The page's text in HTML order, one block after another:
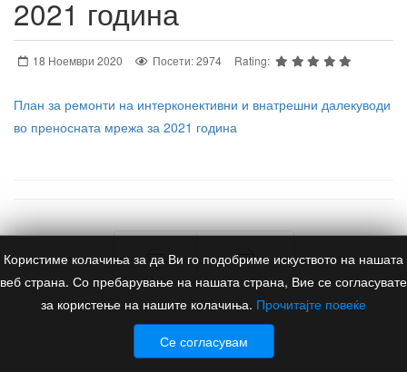
Користиме колачиња за да Ви го подобриме искуството на нашата
веб страна. Со пребарување на нашата страна, Вие се согласувате
за користење на нашите колачиња. Прочитајте повеќе
Се согласувам
2021 година
18 Ноември 2020 Посети: 2974 Rating:
План за ремонти на интерконективни и внатрешни далекуводи
во преносната мрежа за 2021 година
Пред Следно